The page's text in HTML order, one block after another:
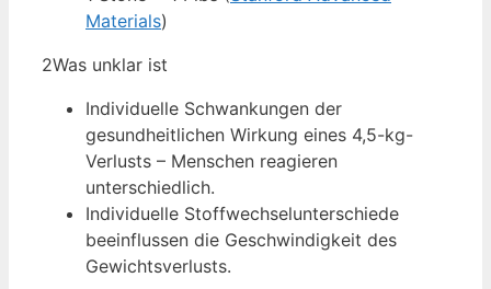
Materials)
2Was unklar ist
Individuelle Schwankungen der
gesundheitlichen Wirkung eines 4,5-kg-
Verlusts – Menschen reagieren
unterschiedlich.
Individuelle Stoffwechselunterschiede
beeinflussen die Geschwindigkeit des
Gewichtsverlusts.